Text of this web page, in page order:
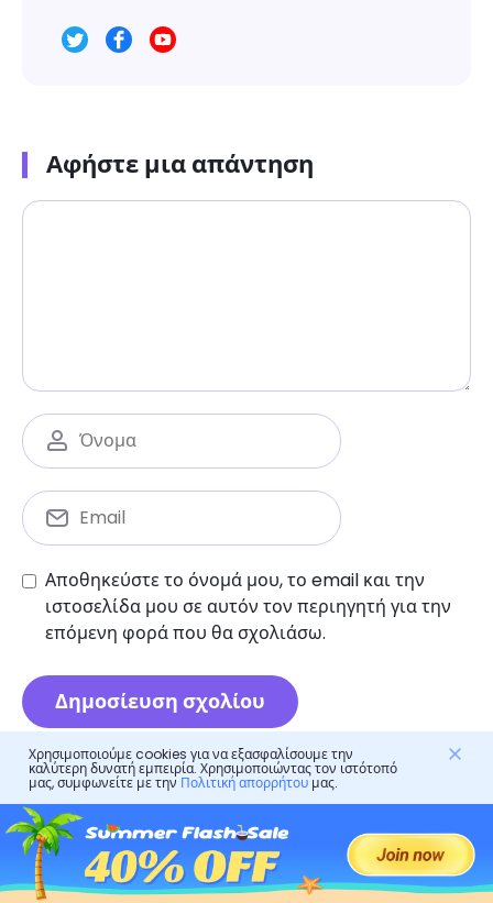
Αφήστε μια απάντηση
Αποθηκεύστε το όνομά μου, το email και την
ιστοσελίδα μου σε αυτόν τον περιηγητή για την
επόμενη φορά που θα σχολιάσω.
Γονικός έλεγχος
Τι είναι καταραμένο κείμενο και πώς να το
χρησιμοποιήσετε αποτελεσματικά
Χρησιμοποιούμε cookies για να εξασφαλίσουμε την
καλύτερη δυνατή εμπειρία. Χρησιμοποιώντας τον ιστότοπό
μας, συμφωνείτε με την Πολιτική απορρήτουμας.